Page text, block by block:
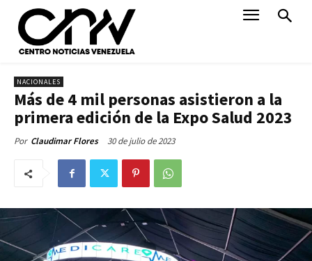
NACIONALES
Más de 4 mil personas asistieron a la
primera edición de la Expo Salud 2023
Por Claudimar Flores 30 de julio de 2023